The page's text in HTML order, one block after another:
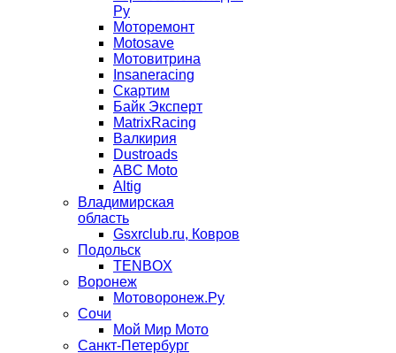
Ру
Моторемонт
Motosave
Мотовитрина
Insaneracing
Скартим
Байк Эксперт
MatrixRacing
Валкирия
Dustroads
ABC Moto
Altig
Владимирская
область
Gsxrclub.ru, Ковров
Подольск
TENBOX
Воронеж
Мотоворонеж.Ру
Сочи
Мой Мир Мото
Санкт-Петербург